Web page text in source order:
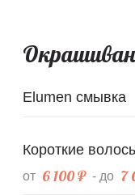
Elumen смывка
Короткие
от 6 100 ₽ - до 7